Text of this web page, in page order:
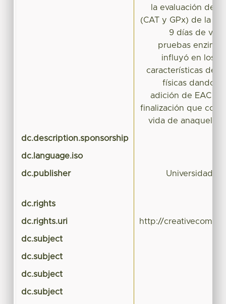
la evaluación de
(CAT y GPx) de la
9 días de
pruebas
influyó en los
características de
físicas dando
adición de EAC
finalización que
vida de anaquel al
dc.description.sponsorship
dc.language.iso
dc.publisher Universidad
dc.rights
dc.rights.uri http://
dc.subject
dc.subject
dc.subject
dc.subject